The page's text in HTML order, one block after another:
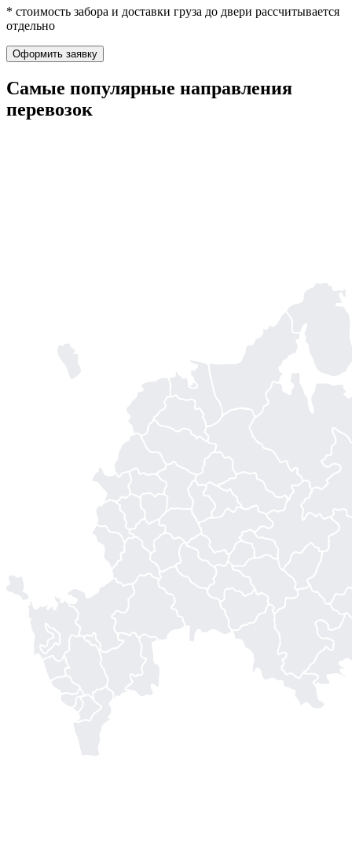
* стоимость забора и доставки груза до двери рассчитывается
отдельно
Оформить заявку
Самые популярные направления
перевозок